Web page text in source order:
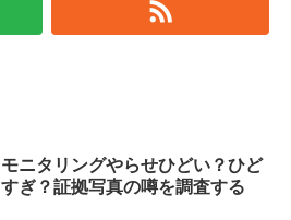
モニタリングやらせひどい？ひど
すぎ？証拠写真の噂を調査する